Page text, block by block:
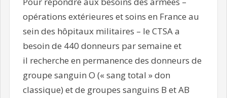
opérations extérieures et soins en France au
sein des hôpitaux militaires – le CTSA a
besoin de 440 donneurs par semaine et
il recherche en permanence des donneurs de
groupe sanguin O (« sang total » don
classique) et de groupes sanguins B et AB